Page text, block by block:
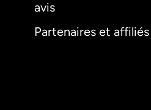
avis
Partenaires et affiliés